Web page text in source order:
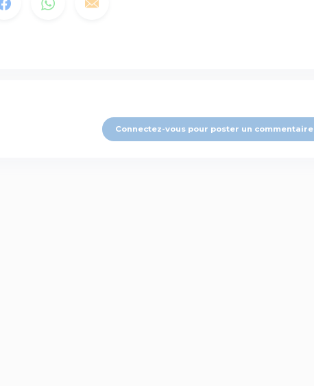
Connectez-vous pour poster un commentaire